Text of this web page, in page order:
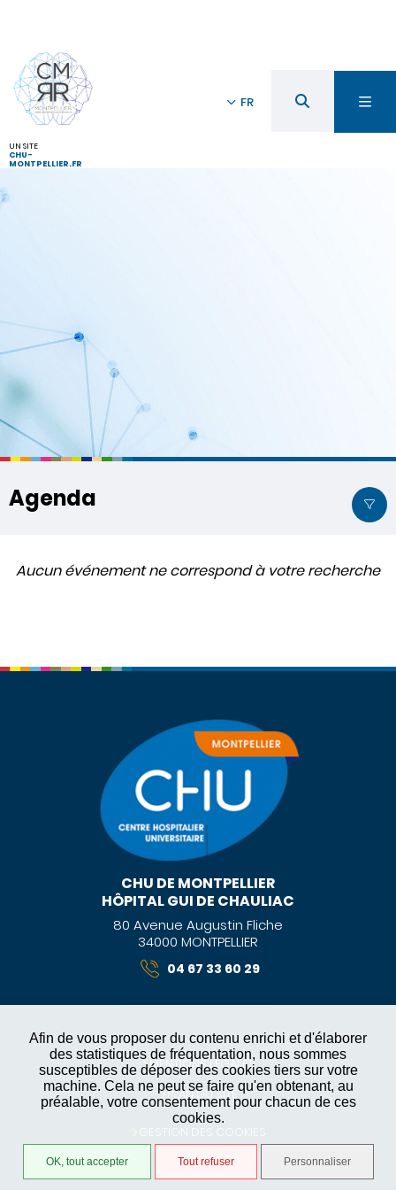
Afin de vous proposer du contenu enrichi et d'élaborer
des statistiques de fréquentation, nous sommes
susceptibles de déposer des cookies tiers sur votre
machine. Cela ne peut se faire qu'en obtenant, au
préalable, votre consentement pour chacun de ces
cookies.
OK, tout accepter Tout refuser Personnaliser
UN SITE
CHU-
MONTPELLIER.FR
FR
Agenda
Aucun événement ne correspond à votre recherche
CHU DE MONTPELLIER
HÔPITAL GUI DE CHAULIAC
80 Avenue Augustin Fliche
34000 MONTPELLIER
04 67 33 60 29
MENTIONS LÉGALES
PLAN DU SITE
GESTION DES COOKIES